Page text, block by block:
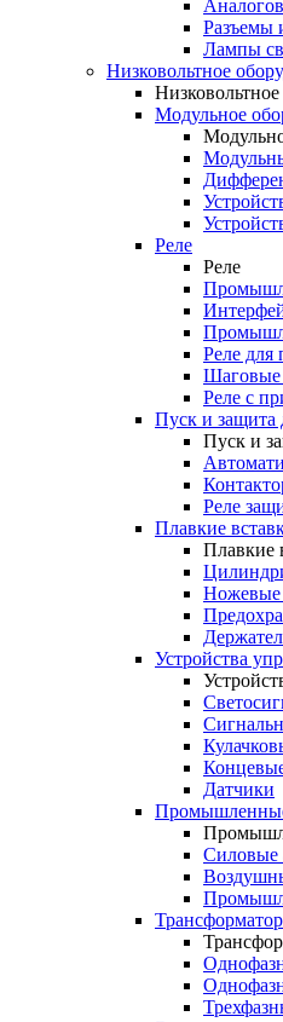
Разъемы
Лампы
Низковольтное
Модульное
Реле
Реле
Реле для
Шаговые
Реле с
Пуск и защита
Пуск и
Реле
Плавкие
Плавкие
Ножевые
Устройства
Датчики
Промышленные
Силовые